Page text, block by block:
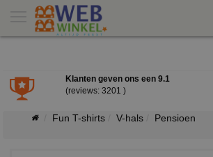
Klanten geven ons een 9.1
(reviews: 3201 )
Fun T-shirts V-hals Pensioen